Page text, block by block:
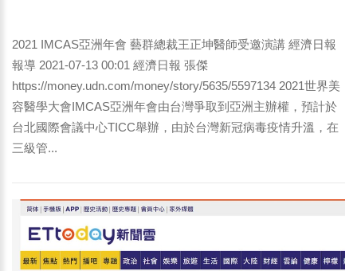
2021 IMCAS亞洲年會 藝群總裁王正坤醫師受邀演講 經濟日報
報導 2021-07-13 00:01 經濟日報 張傑
https://money.udn.com/money/story/5635/5597134 2021世界美
容醫學大會IMCAS亞洲年會由台灣爭取到亞洲主辦權，預計於
台北國際會議中心TICC舉辦，由於台灣新冠病毒疫情升溫，在
三級管...